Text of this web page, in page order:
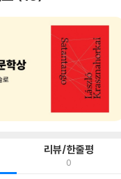
리뷰/한줄평
0